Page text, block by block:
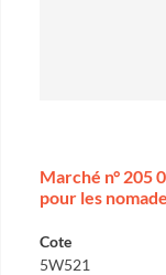
Marché n° 205
pour les
Cote
5W521